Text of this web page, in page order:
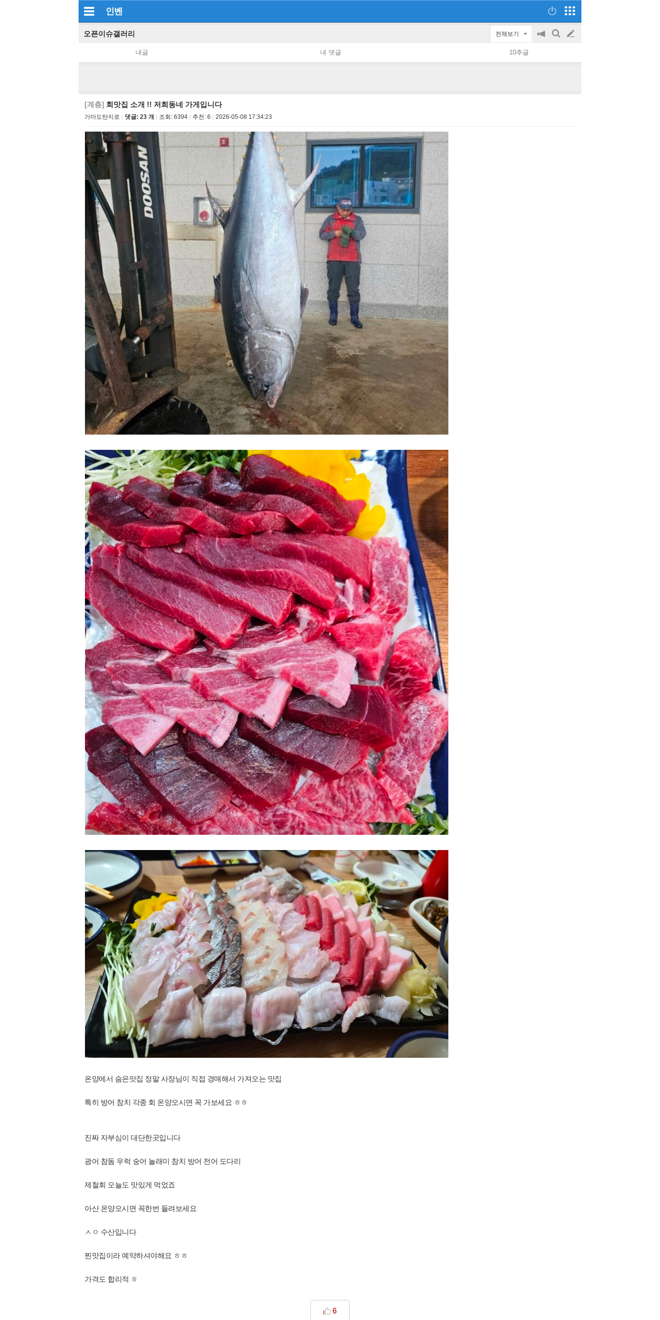
인벤
오픈이슈갤러리 전체보기
공
on/off
검
글
쓰
내글 내 댓글 10추글
[계층] 회맛집 소개 !! 저희동네 가게입니다
가마도탄지로 댓글: 23 개 조회: 6394 추천: 6 2026-05-08 17:34:23
온양에서 숨은맛집 정말 사장님이 직접 경매해서 가져오는 맛집
특히 방어 참치 각종 회 온양오시면 꼭 가보세요 ㅎㅎ
진짜 자부심이 대단한곳입니다
광어 참돔 우럭 숭어 놀래미 참치 방어 전어 도다리
제철회 오늘도 맛있게 먹었죠
아산 온양오시면 꼭한번 들려보세요
ㅅㅇ 수산입니다
찐맛집이라 예약하셔야해요 ㅎㅎ
가격도 합리적 ㅎ
6